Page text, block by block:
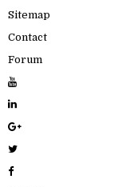
Sitemap
Contact
Forum